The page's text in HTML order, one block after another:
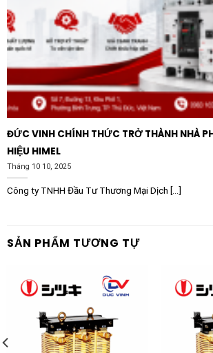
ĐỨC VINH CHÍNH THỨC TRỞ THÀNH NHÀ
HIỆU HIMEL
Tháng 10 10, 2025
Công ty TNHH Đầu Tư Thương Mại Dịch [...]
SẢN PHẨM TƯƠNG TỰ